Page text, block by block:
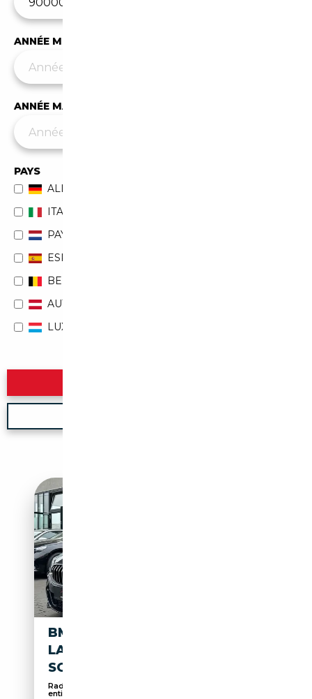
ANNÉE MIN
ANNÉE MAX
PAYS
ALLEMAGNE
ITALIE
PAYS-BAS
ESPAGNE
BELGIQUE
AUTRICHE
LUXEMBOURG
BMW M850 I XDRIVE COUPÉ |
LASER | HEAD-UP |
SOFTCLOSE
Radio numérique, Alarme, Écran multifonction
entiè...